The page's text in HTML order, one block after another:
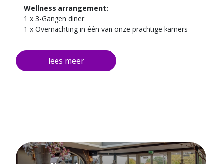
Wellness arrangement:
1 x 3-Gangen diner
1 x Overnachting in één van onze prachtige kamers
Finse sauna, de infrarood sauna en de stoomcabine.